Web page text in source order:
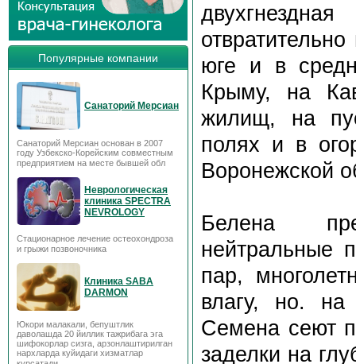
Популярные компании
Санаторий Мерсиан
Санаторий Мерсиан основан в 2007
году Узбекско-Корейским совместным
предприятием на месте бывшей обл
Неврологическая
клиника SPECTRA
NEVROLOGY
Стационарное лечение остеохондроза
и грыжи позвоночника
Клиника SABA
DARMON
Юкори малакали, бепуштлик
даволашда 20 йиллик тажрибага эга
шифокорлар сизга, арзонлаштирилган
нархларда куйидаги хизматлар
юге и в
Крыму, на
жилищ, на
полях и в
Воронежской
Белена
нейтральные
пар,
влагу, но. на
Семена сеют
заделки на